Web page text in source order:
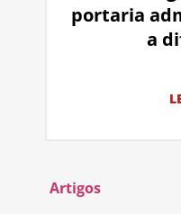
portaria
a
Artigos